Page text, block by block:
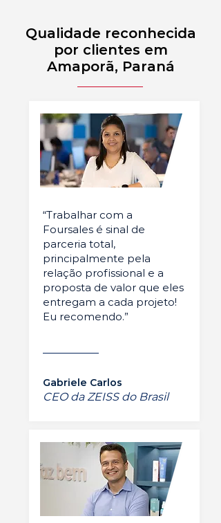
Qualidade reconhecida
por clientes em
Amaporã, Paraná
“Trabalhar com a
Foursales é sinal de
parceria total,
principalmente pela
relação profissional e a
proposta de valor que eles
entregam a cada projeto!
Eu recomendo.”
Gabriele Carlos
CEO da ZEISS do Brasil